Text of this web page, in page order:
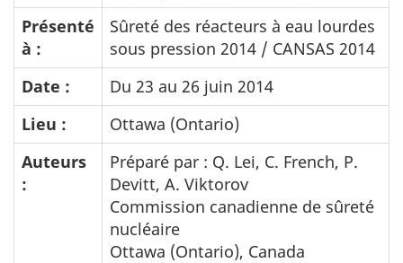
Présenté
à :
Sûreté des réacteurs à eau lourdes
sous pression 2014 / CANSAS 2014
Date :
Du 23 au 26 juin 2014
Lieu :
Ottawa (Ontario)
Auteurs
:
Préparé par : Q. Lei, C. French, P.
Devitt, A. Viktorov
Commission canadienne de sûreté
nucléaire
Ottawa (Ontario), Canada